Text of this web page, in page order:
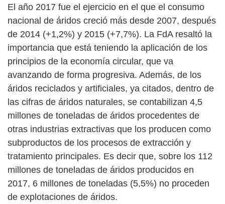
El año 2017 fue el ejercicio en el que el consumo
nacional de áridos creció más desde 2007, después
de 2014 (+1,2%) y 2015 (+7,7%). La FdA resaltó la
importancia que está teniendo la aplicación de los
principios de la economía circular, que va
avanzando de forma progresiva. Además, de los
áridos reciclados y artificiales, ya citados, dentro de
las cifras de áridos naturales, se contabilizan 4,5
millones de toneladas de áridos procedentes de
otras industrias extractivas que los producen como
subproductos de los procesos de extracción y
tratamiento principales. Es decir que, sobre los 112
millones de toneladas de áridos producidos en
2017, 6 millones de toneladas (5,5%) no proceden
de explotaciones de áridos.